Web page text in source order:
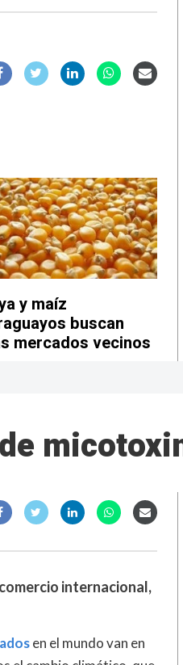
y maíz
buscan
mercados vecinos
internacional,
en el mundo van en